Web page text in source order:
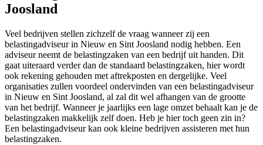
Joosland
Veel bedrijven stellen zichzelf de vraag wanneer zij een
belastingadviseur in Nieuw en Sint Joosland nodig hebben. Een
adviseur neemt de belastingzaken van een bedrijf uit handen. Dit
gaat uiteraard verder dan de standaard belastingzaken, hier wordt
ook rekening gehouden met aftrekposten en dergelijke. Veel
organisaties zullen voordeel ondervinden van een belastingadviseur
in Nieuw en Sint Joosland, al zal dit wel afhangen van de grootte
van het bedrijf. Wanneer je jaarlijks een lage omzet behaalt kan je de
belastingzaken makkelijk zelf doen. Heb je hier toch geen zin in?
Een belastingadviseur kan ook kleine bedrijven assisteren met hun
belastingzaken.